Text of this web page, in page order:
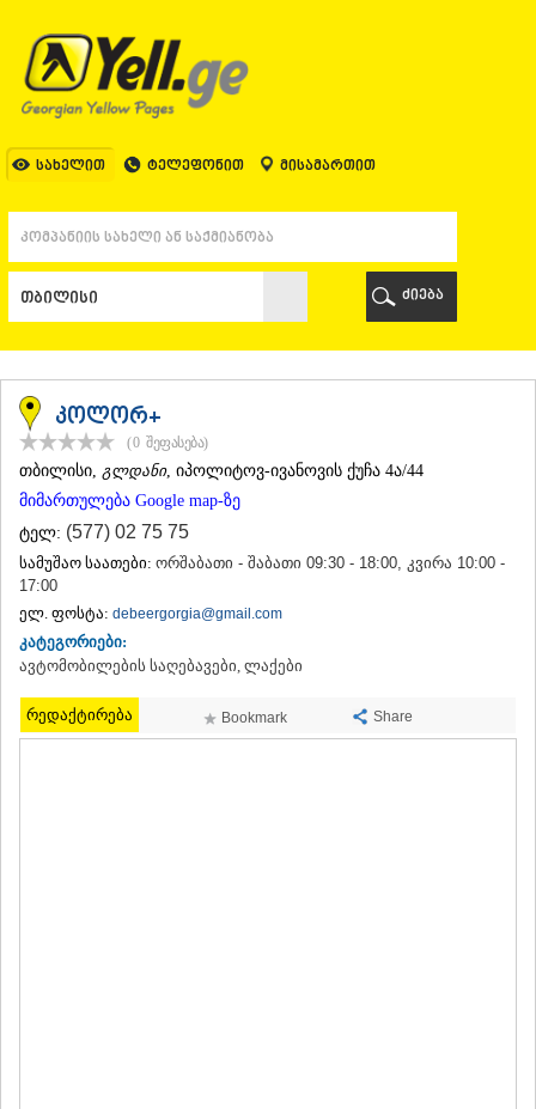
სახელით ტელეფონით მისამართით
ᲗᲑᲘᲚᲘᲡᲘ
ᲗᲑᲘᲚᲘᲡᲘ
ᲐᲤᲮᲐᲖᲔᲗᲘ
ᲒᲐᲚᲘ
ᲑᲐᲗᲣᲛᲘ
ᲥᲝᲑᲣᲚᲔᲗᲘ
ᲨᲣᲐᲮᲔᲕᲘ
ᲩᲐᲥᲕᲘ
ᲝᲖᲣᲠᲒᲔᲗᲘ
ᲩᲝᲮᲐᲢᲐᲣᲠᲘ
ᲣᲠᲔᲙᲘ
ᲘᲛᲔᲠᲔᲗᲘ
ᲑᲐᲦᲓᲐᲗᲘ
ᲕᲐᲜᲘ
ᲖᲔᲡᲢᲐᲤᲝᲜᲘ
ᲗᲔᲠᲯᲝᲚᲐ
ᲡᲐᲛᲢᲠᲔᲓᲘᲐ
ᲢᲧᲘᲑᲣᲚᲘ
ᲥᲣᲗᲐᲘᲡᲘ
ᲬᲧᲐᲚᲢᲣᲑᲝ
ᲭᲘᲐᲗᲣᲠᲐ
ᲮᲐᲠᲐᲒᲐᲣᲚᲘ
ᲮᲝᲜᲘ
ძიება
კოლორ+
(0 შეფასება)
ᲗᲑᲘᲚᲘᲡᲘ, გლდანი, იპოლიტოვ-ივანოვის ქუჩა 4ა/44
მიმართულება Google map-ზე
ტელ: (577) 02 75 75
სამუშაო საათები: ორშაბათი - შაბათი 09:30 - 18:00, კვირა 10:00 -
17:00
ელ. ფოსტა: debeergorgia@gmail.com
კატეგორიები:
ავტომობილების საღებავები, ლაქები
რედაქტირება Bookmark Share